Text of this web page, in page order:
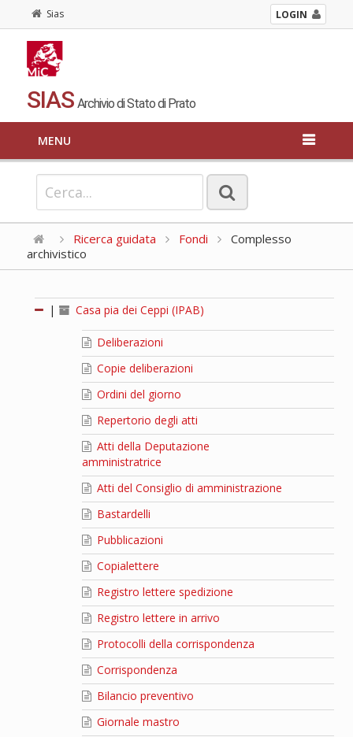
Sias LOGIN
SIAS Archivio di Stato di Prato
MENU
Ricerca guidata Fondi
Complesso
archivistico
| Casa pia dei Ceppi (IPAB)
Deliberazioni
Copie deliberazioni
Ordini del giorno
Repertorio degli atti
Atti della Deputazione
amministratrice
Atti del Consiglio di amministrazione
Bastardelli
Pubblicazioni
Copialettere
Registro lettere spedizione
Registro lettere in arrivo
Protocolli della corrispondenza
Corrispondenza
Bilancio preventivo
Giornale mastro